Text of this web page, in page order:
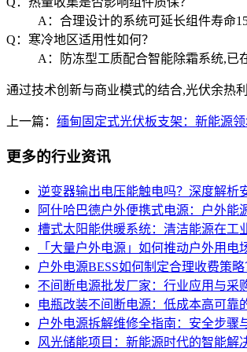
A：合理设计的系统可延长组件寿命
Q：寒冷地区适用性如何？
A：防冻型工质配合智能除霜系统,已
通过技术创新与商业模式的结合,光伏余热
上一篇： 缅甸固定式光伏板支架：新能源
更多的行业资讯
逆变器输出电压能触电吗？深度解析
阿什哈巴德户外便携式电源：户外能
槽式太阳能供暖系统：清洁能源在工
「大量户外电源」如何推动户外用
户外电源BESS如何制定合理收费策
不间断电源批发厂家：行业应用与采
电瓶改装不间断电源：低成本高可靠
户外电源拆解维修全指南：安全步骤
风光储能项目：新能源时代的智能解